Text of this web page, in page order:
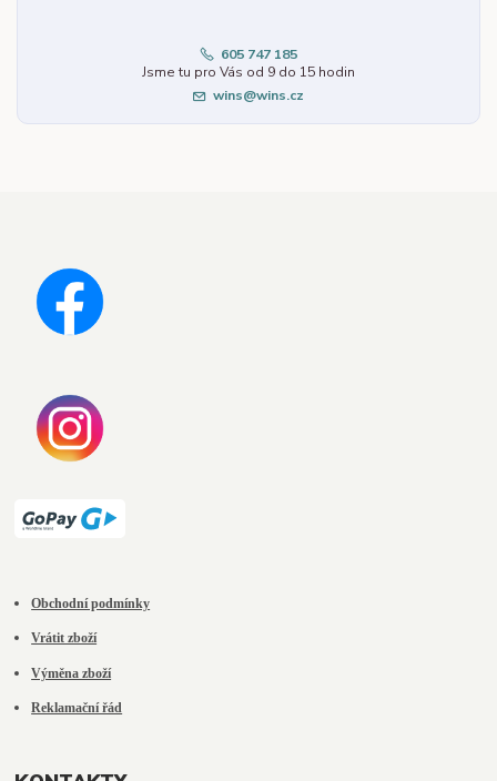
605 747 185
Jsme tu pro Vás od 9 do 15 hodin
wins@wins.cz
Obchodní podmínky
Vrátit zboží
Výměna zboží
Reklamační řád